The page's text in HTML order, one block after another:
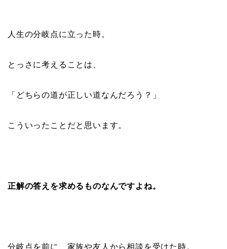
人生の分岐点に立った時。
とっさに考えることは、
「どちらの道が正しい道なんだろう？」
こういったことだと思います。
正解の答えを求めるものなんですよね。
分岐点を前に、家族や友人から相談を受けた時。